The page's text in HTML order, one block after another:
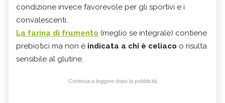
condizione invece favorevole per gli sportivi e i
convalescenti.
La farina di frumento (meglio se integrale) contiene
prebiotici ma non è indicata a chi è celiaco o risulta
sensibile al glutine.
Continua a leggere dopo la pubblicità